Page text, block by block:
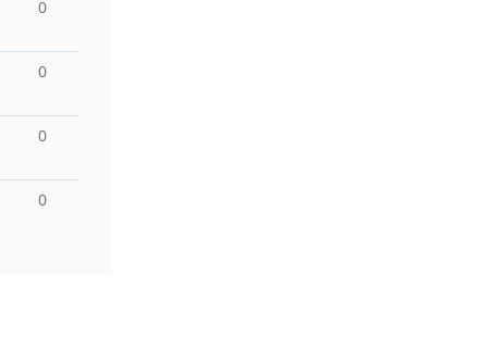
0
0
0
0